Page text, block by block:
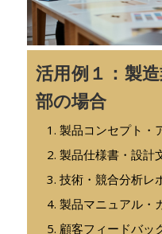
活用例１：製
部の場合
製品コンセプト・
製品仕様書・設計
技術・競合分析レ
製品マニュアル・
顧客フィードバッ